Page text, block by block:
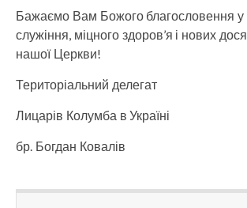
Бажаємо Вам Божого благословення
служіння, міцного здоров’я і нових
нашої Церкви!
Територіальний делегат
Лицарів Колумба в Україні
бр. Богдан Ковалів